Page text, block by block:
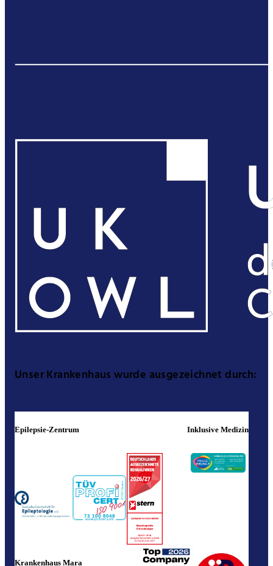
Unser Krankenhaus wurde ausgezeichnet durch:
Epilepsie-Zentrum Inklusive Medizin
Krankenhaus Mara